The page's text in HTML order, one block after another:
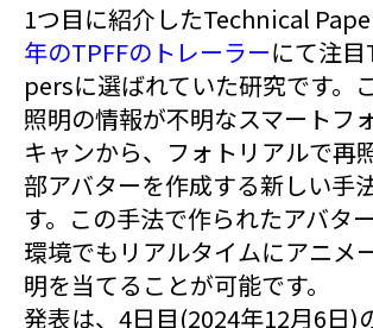
1つ目に紹介したTechnical
年のTPFFのトレーラーにて注
persに選ばれていた研究です。
照明の情報が不明なスマートフ
キャンから、フォトリアルで再
部アバターを作成する新しい手
す。この手法で作られたアバタ
環境でもリアルタイムにアニメ
明を当てることが可能です。
発表は、4日目(2024年12月6日)